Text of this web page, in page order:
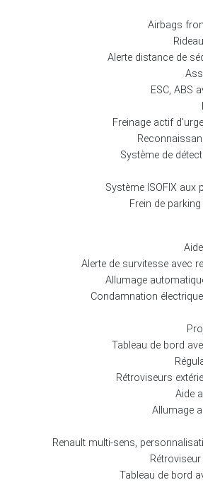
Airbags
Alerte distance de
ESC, ABS
Freinage actif
Système de
Système ISOFIX aux
Frein de
Alerte de survitesse avec
Allumage
Condamnation
Tableau de bord
Rétroviseurs
Aide
Allumage
Renault multi-sens,
Tableau de bord